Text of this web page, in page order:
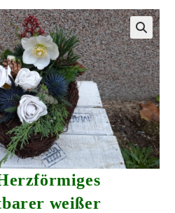
weißer